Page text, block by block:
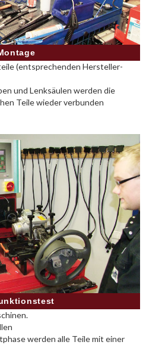
(entsprechenden Hersteller-
und Lenksäulen werden die
Teile wieder verbunden
werden alle Teile mit einer